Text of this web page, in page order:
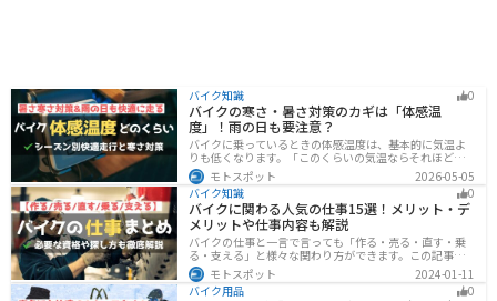
バイク知識 0
バイクの寒さ・暑さ対策のカギは「体感温
度」！雨の日も要注意？
バイクに乗っているときの体感温度は、基本的に気温よ
りも低くなります。「このくらいの気温ならそれほど寒
くないだろう」そう考えて通常の装備でバイクに乗った
ら大変な目に遭った・・・そんな経験のあるライダーも
多いのではないでしょうか。今回はバイク走行中の体感
温度についてご紹介します。体感温度を考慮した快適走
行のポイントもまとめました。季節や天候を問わずバイ
クに乗る！そんなライダーの方はぜひ参考にしてみてく
ださい。[phtml blog-first-h2-module]バイク走行時の体
感温度は気温より低め？バイク走行時の体感温度は気温
と同じではありません。なぜ
モトスポット
2026-05-05
バイク知識
0
バイクに関わる人気の仕事15選！メリット・デ
メリットや仕事内容も解説
バイクの仕事と一言で言っても「作る・売る・直す・乗
る・支える」と様々な関わり方ができます。この記事で
は、バイクに関わる人気の仕事をジャンル別に紹介しま
す。必要な資格や探し方も解説しますので、自分のなり
たい姿をイメージして探してみてください。
モトスポット
2024-01-11
バイク用品
0